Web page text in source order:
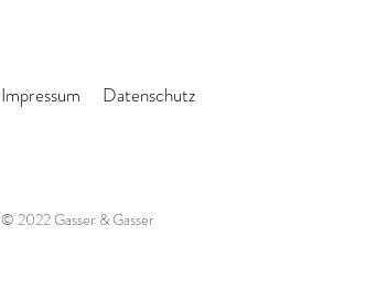
Impressum Datenschutz
© 2022 Gasser & Gasser